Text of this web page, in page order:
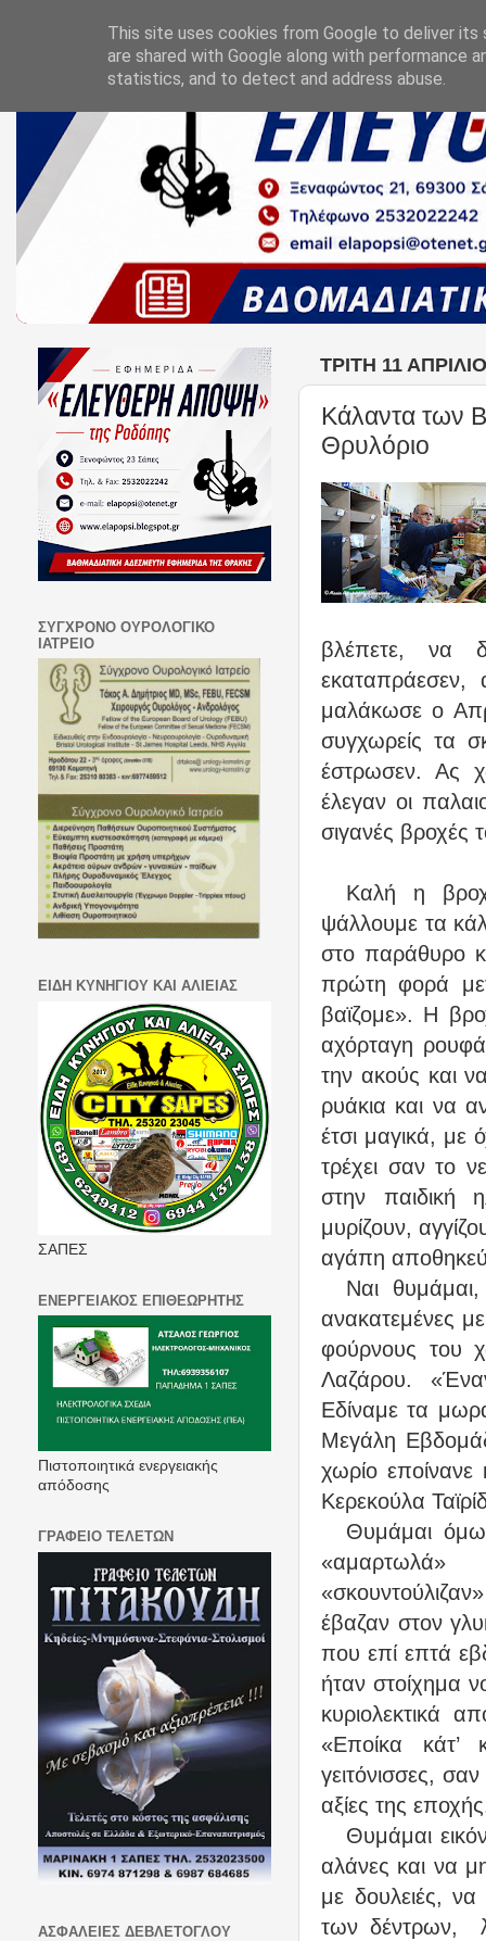
ΤΡΊΤΗ 11
Κάλαντα των
Θρυλόριο
βλέπετε, να
εκαταπράεσεν,
μαλάκωσε ο
συγχωρείς τα
έστρωσεν. Ας
έλεγαν οι
σιγανές βροχές
Καλή η
ψάλλουμε τα
στο παράθυρο
πρώτη φορά
βαϊζομε». Η
αχόρταγη
την ακούς και
ρυάκια και να
έτσι μαγικά, με
τρέχει σαν το
στην παιδική
μυρίζουν,
αγάπη
Ναι
ανακατεμένες
φούρνους του
Λαζάρου.
Εδίναμε τα
Μεγάλη
χωρίο εποίνανε
Κερεκούλα
Θυμάμαι
«αμαρτωλά»
έβαζαν στον
που επί επτά
ήταν στοίχημα
κυριολεκτικά
«Εποίκα κάτ’
γειτόνισσες,
αξίες της
Θυμάμαι
αλάνες και να
με δουλειές,
των δέντρων,
ΣΥΓΧΡΟΝΟ ΟΥΡΟΛΟΓΙΚΟ
ΙΑΤΡΕΙΟ
ΕΙΔΗ ΚΥΝΗΓΙΟΥ ΚΑΙ ΑΛΙΕΙΑΣ
ΣΑΠΕΣ
ΕΝΕΡΓΕΙΑΚΟΣ ΕΠΙΘΕΩΡΗΤΗΣ
Πιστοποιητικά ενεργειακής
απόδοσης
ΓΡΑΦΕΙΟ ΤΕΛΕΤΩΝ
ΑΣΦΑΛΕΙΕΣ ΔΕΒΛΕΤΟΓΛΟΥ
This site uses cookies from Google to deliver its
are shared with Google along with performance
statistics, and to detect and address abuse.